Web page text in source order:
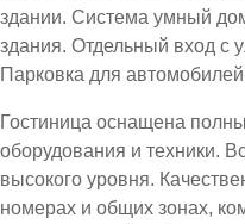
здании. Система умный
здания. Отдельный вход с
Парковка для
Гостиница оснащена
оборудования и техники.
высокого уровня.
номерах и общих зонах,